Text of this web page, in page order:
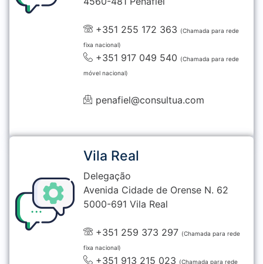
+351 255 172 363 (Chamada para rede
fixa nacional)
+351 917 049 540 (Chamada para rede
móvel nacional)
penafiel@consultua.com
Vila Real
Delegação
Avenida Cidade de Orense N. 62
5000-691 Vila Real
+351 259 373 297 (Chamada para rede
fixa nacional)
+351 913 215 023 (Chamada para rede